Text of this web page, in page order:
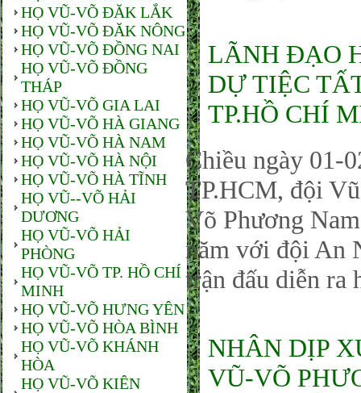
HỌ VŨ-VÕ ĐĂK LẮK
HỌ VŨ-VÕ ĐĂK NÔNG
HỌ VŨ-VÕ ĐỒNG NAI
HỌ VŨ-VÕ ĐỒNG
THÁP
HỌ VŨ-VÕ GIA LAI
HỌ VŨ-VÕ HÀ GIANG
HỌ VŨ-VÕ HÀ NAM
HỌ VŨ-VÕ HÀ NỘI
HỌ VŨ-VÕ HÀ TĨNH
HỌ VŨ--VÕ HẢI
DƯƠNG
HỌ VŨ-VÕ HẢI
PHÒNG
HỌ VŨ-VÕ TP. HỒ CHÍ
MINH
HỌ VŨ-VÕ HƯNG YÊN
HỌ VŨ-VÕ HÒA BÌNH
HỌ VŨ-VÕ KHÁNH
HÒA
HỌ VŨ-VÕ KIÊN
LÃNH ĐẠO
DỰ TIỆC
TP.HỒ CHÍ
Chiều ngày 01-
TP.HCM, đội
Võ Phương
năm với đội An
trận đấu diễn ra
NHÂN DỊP
VŨ-VÕ